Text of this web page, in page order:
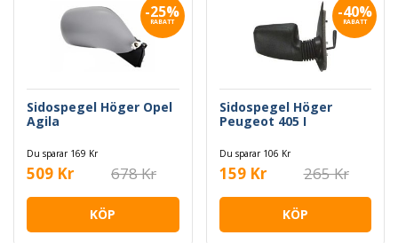
-25%
RABATT
Sidospegel Höger Opel
Agila
Du sparar 169 Kr
509 Kr 678 Kr
KÖP
-40%
RABATT
Sidospegel Höger
Peugeot 405 I
Du sparar 106 Kr
159 Kr 265 Kr
KÖP